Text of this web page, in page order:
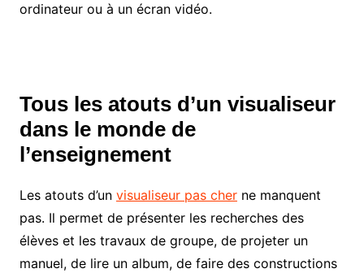
ordinateur ou à un écran vidéo.
Tous les atouts d’un visualiseur
dans le monde de
l’enseignement
Les atouts d’un visualiseur pas cherne manquent
pas. Il permet de présenter les recherches des
élèves et les travaux de groupe, de projeter un
manuel, de lire un album, de faire des constructions